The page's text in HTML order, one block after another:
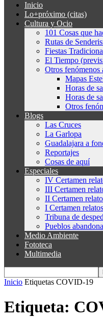
Inicio
Lo+próximo (citas)
Cultura y Ocio
101 Cosas que
Rutas de
Fiestas
El Tiempo
Otros fenómenos
Mapas
Horas de
Horas de
Otros
Blogs
Las Cruces
La Garlopa
Guadalajara a
Reportajes
Cosas de aquí
Especiales
IV Certamen
III Certamen
II Certamen
I Certamen
Tribuna de
Pueblos
Medio Ambiente
Fototeca
Multimedia
Inicio Etiquetas COVID-19
Etiqueta: